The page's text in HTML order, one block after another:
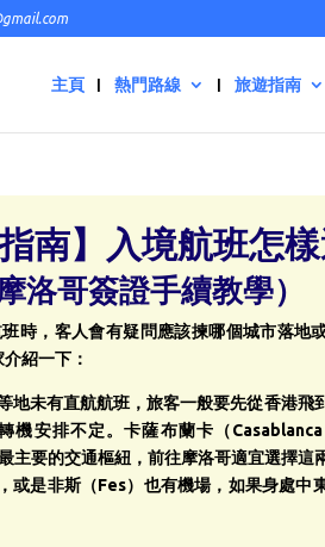
主頁 熱門路線 旅遊指南
南】入境航班怎樣
洛哥簽證手續教學）
時，客人會有疑問應該揀哪個城市落地
紹一下：
地未有直航航班，旅客一般要先從香港飛
機安排不定。卡薩布蘭卡（
主要的交通樞紐，前往摩洛哥適宜選擇這
或是非斯（Fes）也有機場，如果身處中